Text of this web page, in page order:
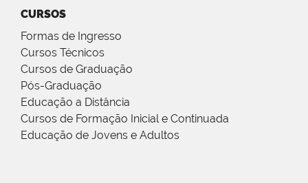
CURSOS
Formas de Ingresso
Cursos Técnicos
Cursos de Graduação
Pós-Graduação
Educação a Distância
Cursos de Formação Inicial e Continuada
Educação de Jovens e Adultos